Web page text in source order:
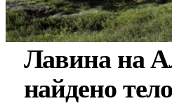
Лавина на
найдено